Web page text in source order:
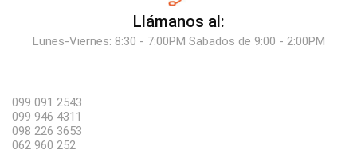
Llámanos al:
Lunes-Viernes: 8:30 - 7:00PM Sabados de 9:00 - 2:00PM
099 091 2543
099 946 4311
098 226 3653
062 960 252